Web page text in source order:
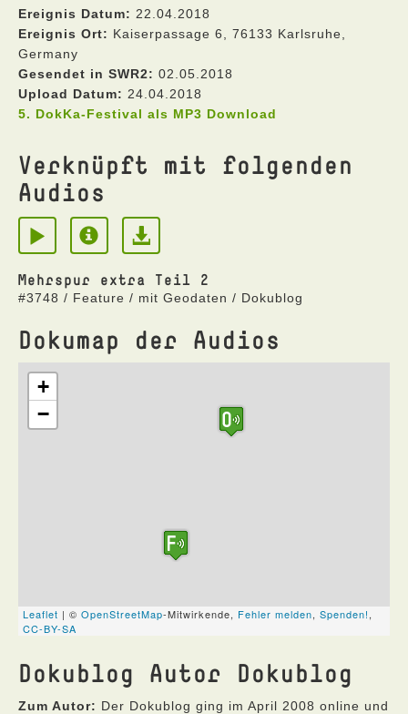
Ereignis Datum: 22.04.2018
Ereignis Ort: Kaiserpassage 6, 76133 Karlsruhe,
Germany
Gesendet in SWR2: 02.05.2018
Upload Datum: 24.04.2018
5. DokKa-Festival als MP3 Download
Verknüpft mit folgenden
Audios
Mehrspur extra Teil 2
#3748 / Feature / mit Geodaten / Dokublog
Dokumap der Audios
Dokublog Autor Dokublog
Zum Autor: Der Dokublog ging im April 2008 online und